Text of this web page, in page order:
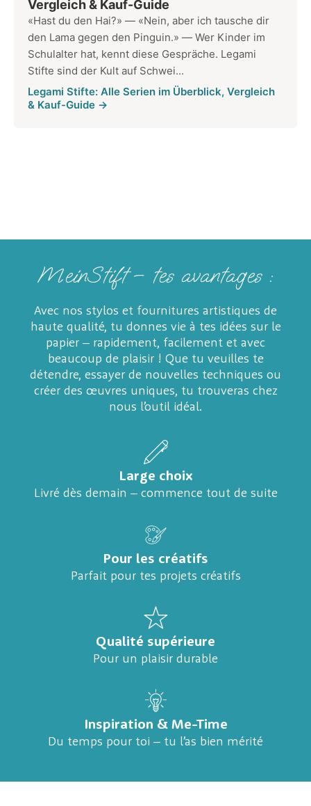
Vergleich & Kauf-Guide
«Hast du den Hai?» — «Nein, aber ich tausche dir
den Lama gegen den Pinguin.» — Wer Kinder im
Schulalter hat, kennt diese Gespräche. Legami
Stifte sind der Kult auf Schwei...
Legami Stifte: Alle Serien im Überblick, Vergleich
& Kauf-Guide →
MeinStift – tes avantages :
Avec nos stylos et fournitures artistiques de
haute qualité, tu donnes vie à tes idées sur le
papier – rapidement, facilement et avec
beaucoup de plaisir ! Que tu veuilles te
détendre, essayer de nouvelles techniques ou
créer des œuvres uniques, tu trouveras chez
nous l’outil idéal.
Large choix
Livré dès demain – commence tout de suite
Pour les créatifs
Parfait pour tes projets créatifs
Qualité supérieure
Pour un plaisir durable
Inspiration & Me-Time
Du temps pour toi – tu l’as bien mérité